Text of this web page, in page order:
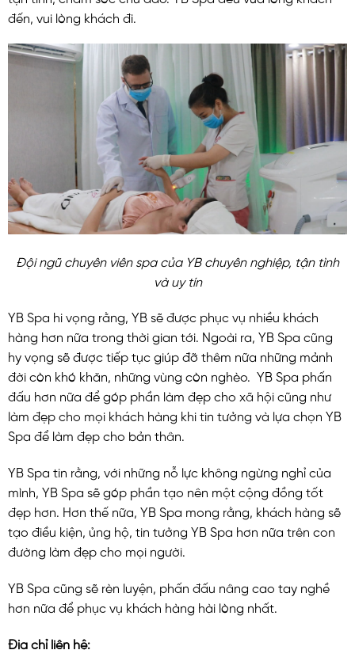
đến, vui lòng khách đi.
Đội ngũ chuyên viên spa của YB chuyên nghiệp, tận tình
và uy tín
YB Spa hi vọng rằng, YB sẽ được phục vụ nhiều khách
hàng hơn nữa trong thời gian tới. Ngoài ra, YB Spa cũng
hy vọng sẽ được tiếp tục giúp đỡ thêm nữa những mảnh
đời còn khó khăn, những vùng còn nghèo. YB Spa phấn
đấu hơn nữa để góp phần làm đẹp cho xã hội cũng như
làm đẹp cho mọi khách hàng khi tin tưởng và lựa chọn YB
Spa để làm đẹp cho bản thân.
YB Spa tin rằng, với những nỗ lực không ngừng nghỉ của
mình, YB Spa sẽ góp phần tạo nên một cộng đồng tốt
đẹp hơn. Hơn thế nữa, YB Spa mong rằng, khách hàng sẽ
tạo điều kiện, ủng hộ, tin tưởng YB Spa hơn nữa trên con
đường làm đẹp cho mọi người.
YB Spa cũng sẽ rèn luyện, phấn đấu nâng cao tay nghề
hơn nữa để phục vụ khách hàng hài lòng nhất.
Địa chỉ liên hệ: